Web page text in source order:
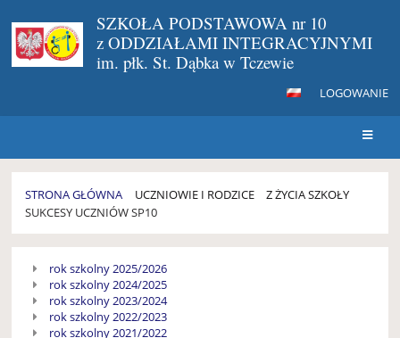
SZKOŁA PODSTAWOWA nr 10
z ODDZIAŁAMI INTEGRACYJNYMI
im. płk. St. Dąbka w Tczewie
LOGOWANIE
STRONA GŁÓWNA UCZNIOWIE I RODZICE
Z ŻYCIA SZKOŁY
SUKCESY UCZNIÓW SP10
UCZNIÓW
SP10
rok szkolny 2025/2026
rok szkolny 2024/2025
rok szkolny 2023/2024
rok szkolny 2022/2023
rok szkolny 2021/2022